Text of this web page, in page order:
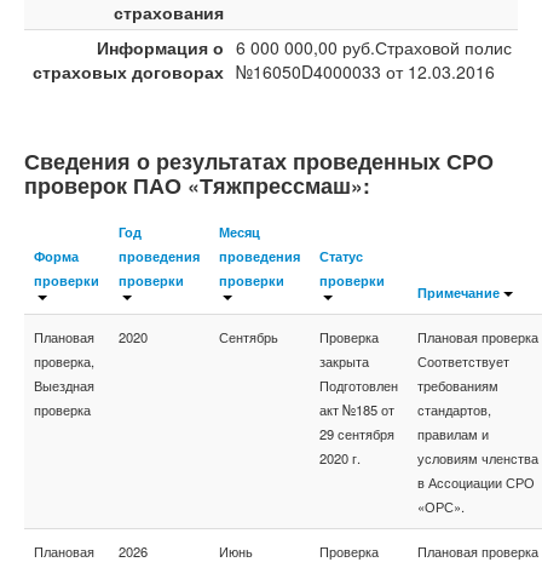
страхования
Информация о
страховых договорах
6 000 000,00 руб.Страховой полис
№16050D4000033 от 12.03.2016
Сведения о результатах проведенных СРО
проверок ПАО «Тяжпрессмаш»:
Форма
проверки
Год
проведения
проверки
Месяц
проведения
проверки
Статус
проверки
Примечание
Плановая
проверка,
Выездная
проверка
2020 Сентябрь
Проверка
закрыта
Подготовлен
акт №185 от
29 сентября
2020 г.
Плановая проверка
Соответствует
требованиям
стандартов,
правилам и
условиям членства
в Ассоциации СРО
«ОРС».
Плановая
2026 Июнь
Проверка
Плановая проверка